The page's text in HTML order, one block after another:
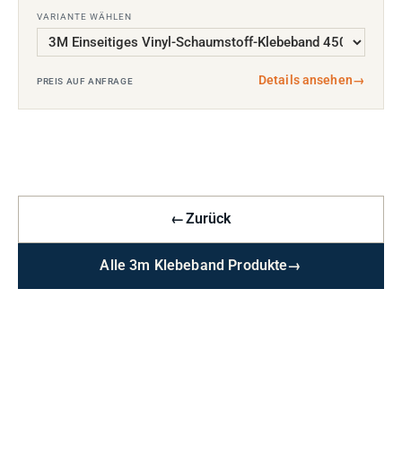
VARIANTE WÄHLEN
PREIS AUF ANFRAGE Details ansehen→
←Zurück
Alle 3m Klebeband Produkte→